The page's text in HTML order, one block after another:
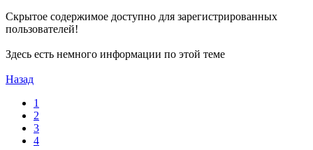
Скрытое содержимое доступно для зарегистрированных
пользователей!
Здесь есть немного информации по этой теме
Назад
1
2
3
4